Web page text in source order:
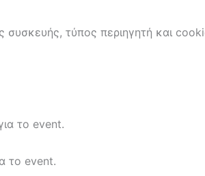
συσκευής, τύπος περιηγητή και
το event.
το event.